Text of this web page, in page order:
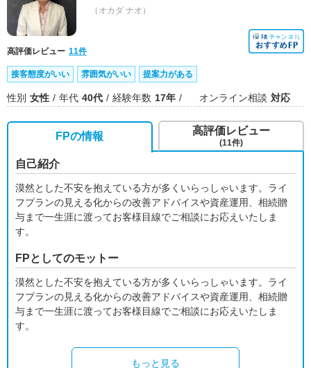
（オカダ ナオ）
高評価レビュー 11件
接客態度がいい 雰囲気がいい 提案力がある
性別 女性 年代 40代 経験年数 17年 オンライン相談 対応
FPの情報
自己紹介
漠然とした不安を抱えている方が多くいらっしゃいます。ライ
フプランの見える化からの改善アドバイスや資産運用、相続贈
与まで一生涯に渡ってお客様目線でご相談にお応えいたしま
す。
FPとしてのモットー
漠然とした不安を抱えている方が多くいらっしゃいます。ライ
フプランの見える化からの改善アドバイスや資産運用、相続贈
与まで一生涯に渡ってお客様目線でご相談にお応えいたしま
す。
もっと見る
高評価レビュー
(11件)